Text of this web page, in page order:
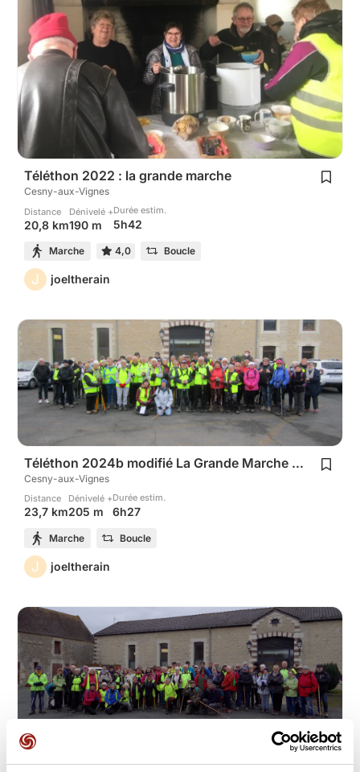
Téléthon 2022 : la grande marche
Cesny-aux-Vignes
Distance
20,8 km
Dénivelé +
190 m
Durée estim.
5h42
Marche 4,0 Boucle
J joeltherain
Téléthon 2024b modifié La Grande Marche 25 km
Cesny-aux-Vignes
Distance
23,7 km
Dénivelé +
205 m
Durée estim.
6h27
Marche Boucle
J joeltherain
Téléthon 2024 la Grande marche 10 ou 20 km.
Cesny-aux-Vignes